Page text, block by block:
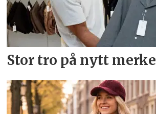
Stor tro på nytt merke